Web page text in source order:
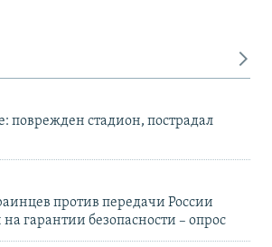
поврежден стадион, пострадал
против передачи России
гарантии безопасности – опрос